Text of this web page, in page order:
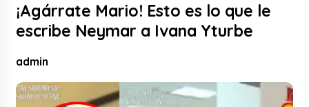
¡Agárrate Mario! Esto es lo que le
escribe Neymar a Ivana Yturbe
admin